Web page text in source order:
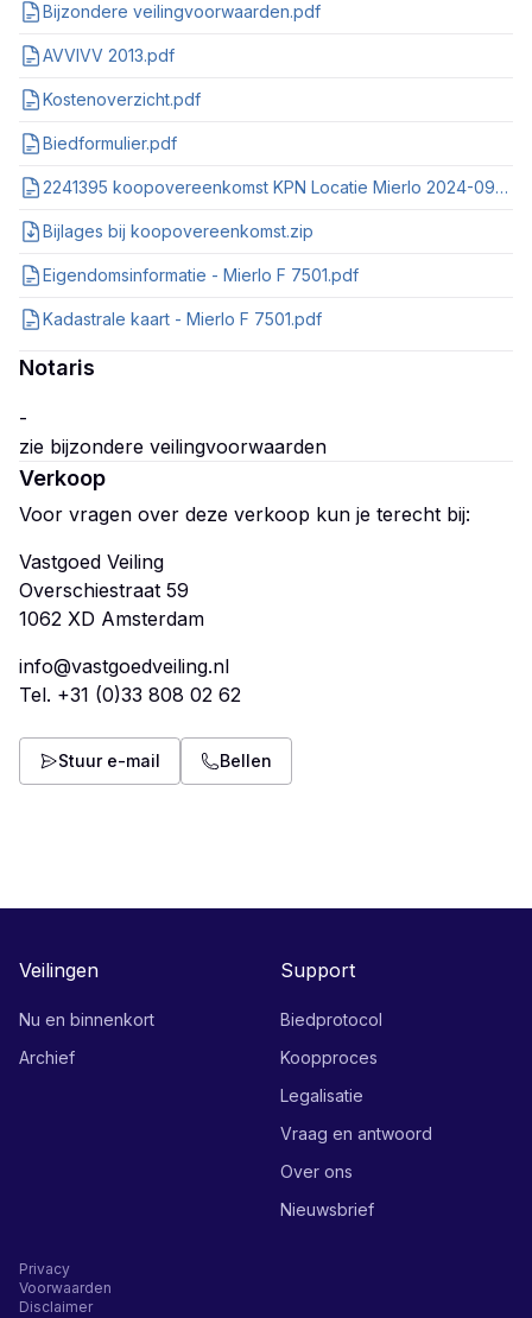
Bijzondere veilingvoorwaarden.pdf
AVVIVV 2013.pdf
Kostenoverzicht.pdf
Biedformulier.pdf
2241395 koopovereenkomst KPN Locatie Mierlo 2024-09-25.pdf
Bijlages bij koopovereenkomst.zip
Eigendomsinformatie - Mierlo F 7501.pdf
Kadastrale kaart - Mierlo F 7501.pdf
Notaris
-
Verkoop
Voor vragen over deze verkoop kun je terecht bij:
Vastgoed Veiling
Overschiestraat 59
info@vastgoedveiling.nl
Tel. +31 (0)33 808 02 62
Stuur e-mail Bellen
Veilingen
Nu en binnenkort
Archief
Support
Biedprotocol
Koopproces
Legalisatie
Vraag en antwoord
Over ons
Nieuwsbrief
Privacy
Voorwaarden
Disclaimer